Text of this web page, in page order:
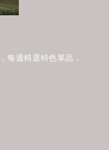
每週精選特色單品，